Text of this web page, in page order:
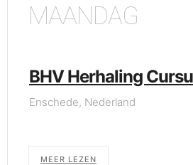
MAANDAG
BHV Herhaling
Enschede, Nederland
MEER LEZEN